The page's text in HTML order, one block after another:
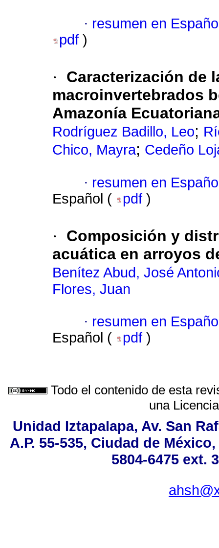
· resumen en
pdf )
·
Caracterización de
macroinvertebrados
Amazonía
Rodríguez Badillo, Leo;
Chico, Mayra; Cedeño
· resumen en
Español (
pdf )
·
Composición y
acuática en arroyos
Benítez Abud, José
Flores, Juan
· resumen en
Español (
pdf )
Todo el contenido de esta
una
Unidad Iztapalapa, Av. San
A.P. 55-535, Ciudad de
5804-6475 ext.